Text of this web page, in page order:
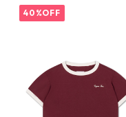
40%OFF